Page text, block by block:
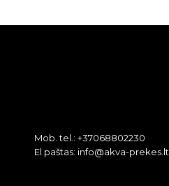
Mob. tel.: +37068802230
El.paštas: info@akva-prekes.lt